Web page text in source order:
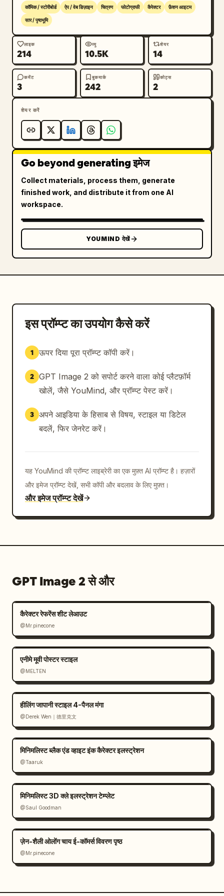
फोटोग्राफी","mood":"एलिगेंट, अवांट-गार्डे, रिफाइंड,
कॉउचर","camera":"नेचुरल फैशन कैटलॉग अनुपात के साथ
गए हैं","quality":"हाई डिटेल टेक्सटाइल रेंडरिंग, रियलिस्टिक
ड्रेप, क्रिस्प एजेस, लग्जरी लुक"}}
कॉमिक / स्टोरीबोर्ड ऐप / वेब डिज़ाइन चित्रण फोटोग्राफी कैरेक्टर फ़ैशन आइटम
सार / पृष्ठभूमि
लाइक
214
व्यू
10.5K
शेयर
14
कमेंट
3
बुकमार्क
242
कोट्स
2
शेयर करें
Go beyond generating इमेज
Collect materials, process them, generate
finished work, and distribute it from one AI
workspace.
YOUMIND देखें
इस प्रॉम्प्ट का उपयोग कैसे करें
1 ऊपर दिया पूरा प्रॉम्प्ट कॉपी करें।
2 GPT Image 2 को सपोर्ट करने वाला कोई प्लैटफ़ॉर्म
खोलें, जैसे YouMind, और प्रॉम्प्ट पेस्ट करें।
3 अपने आइडिया के हिसाब से विषय, स्टाइल या डिटेल
बदलें, फिर जेनरेट करें।
यह YouMind की प्रॉम्प्ट लाइब्रेरी का एक मुफ़्त AI प्रॉम्प्ट है। हज़ारों
और इमेज प्रॉम्प्ट देखें, सभी कॉपी और बदलाव के लिए मुफ़्त।
और इमेज प्रॉम्प्ट देखें
GPT Image 2 से और
कैरेक्टर रेफरेंस शीट लेआउट
@Mr.pinecone
एनीमे मूवी पोस्टर स्टाइल
@MELTEN
हीलिंग जापानी स्टाइल 4-पैनल मंगा
@Derek Wen｜德里克文
मिनिमलिस्ट ब्लैक एंड व्हाइट इंक कैरेक्टर इलस्ट्रेशन
@Taaruk
मिनिमलिस्ट 3D क्ले इलस्ट्रेशन टेम्प्लेट
@Saul Goodman
ज़ेन-शैली ओलोंग चाय ई-कॉमर्स विवरण पृष्ठ
@Mr.pinecone